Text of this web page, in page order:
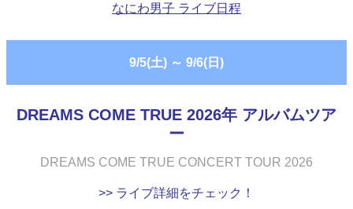
なにわ男子 ライブ日程
9/5(土) ～ 9/6(日)
DREAMS COME TRUE 2026年 アルバムツア
ー
DREAMS COME TRUE CONCERT TOUR 2026
>> ライブ詳細をチェック！